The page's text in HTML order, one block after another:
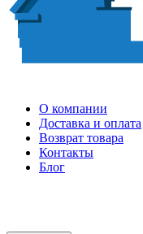
О компании
Доставка и оплата
Возврат товара
Контакты
Блог